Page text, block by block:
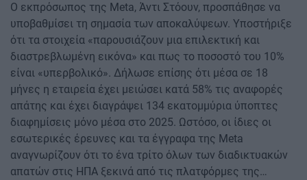
Ο εκπρόσωπος της Meta, Άντι Στόουν, προσπάθησε να
υποβαθμίσει τη σημασία των αποκαλύψεων. Υποστήριξε
ότι τα στοιχεία «παρουσιάζουν μια επιλεκτική και
διαστρεβλωμένη εικόνα» και πως το ποσοστό του 10%
είναι «υπερβολικό». Δήλωσε επίσης ότι μέσα σε 18
μήνες η εταιρεία έχει μειώσει κατά 58% τις αναφορές
απάτης και έχει διαγράψει 134 εκατομμύρια ύποπτες
διαφημίσεις μόνο μέσα στο 2025. Ωστόσο, οι ίδιες οι
εσωτερικές έρευνες και τα έγγραφα της Meta
αναγνωρίζουν ότι το ένα τρίτο όλων των διαδικτυακών
απατών στις ΗΠΑ ξεκινά από τις πλατφόρμες της…